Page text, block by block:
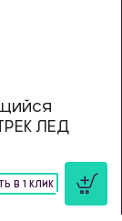
ЛЕД
В 1 КЛИК